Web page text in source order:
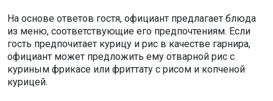
На основе ответов гостя, официант предлагает блюда
из меню, соответствующие его предпочтениям. Если
гость предпочитает курицу и рис в качестве гарнира,
официант может предложить ему отварной рис с
куриным фрикасе или фриттату с рисом и копченой
курицей.